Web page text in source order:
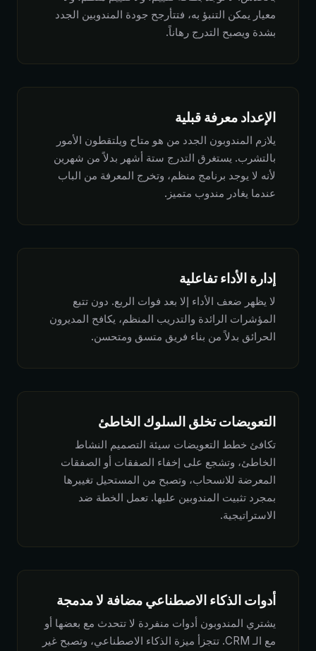
معيار يمكن التنبؤ به، فتتأرجح جودة المندوبين الجدد
بشدة ويصبح التدرج رهاناً.
الإعداد معرفة قبلية
يلازم المندوبون الجدد من هو متاح ويلتقطون الأمور
بالتشرب. يستغرق التدرج ستة أشهر بدلاً من شهرين
لأنه لا يوجد برنامج منظم، وتخرج المعرفة من الباب
عندما يغادر مندوب متميز.
إدارة الأداء تفاعلية
لا يظهر ضعف الأداء إلا بعد فوات الربع. دون تتبع
المؤشرات الرائدة والتدريب المنظم، يكافح المديرون
الحرائق بدلاً من بناء فريق متسق ومتحسن.
التعويضات تخلق السلوك الخاطئ
تكافئ خطط التعويضات سيئة التصميم النشاط
الخاطئ، وتشجع على إخفاء الصفقات أو الصفقات
المعرضة للانسحاب، وتصبح من المستحيل تغييرها
بمجرد تثبيت المندوبين عليها. تعمل الخطة ضد
الاستراتيجية.
أدوات الذكاء الاصطناعي مضافة لا مدمجة
يشتري المندوبون أدوات منفردة لا تتحدث مع بعضها أو
مع الـ CRM. تتجزأ ميزة الذكاء الاصطناعي، وتصبح غير